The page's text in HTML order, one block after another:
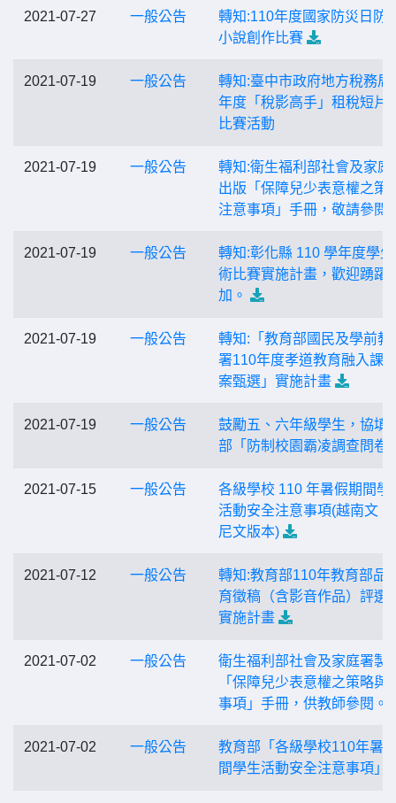
2021-07-27 一般公告
轉知:110年度國家防災日防
小說創作比賽
2021-07-19 一般公告
轉知:臺中市政府地方稅務局
年度「稅影高手」租稅短片
比賽活動
2021-07-19 一般公告
轉知:衛生福利部社會及家庭
出版「保障兒少表意權之策
注意事項」手冊，敬請參閱
2021-07-19 一般公告
轉知:彰化縣 110 學年度學
術比賽實施計畫，歡迎踴躍
加。
2021-07-19 一般公告
轉知:「教育部國民及學前教
署110年度孝道教育融入課
案甄選」實施計畫
2021-07-19 一般公告
鼓勵五、六年級學生，協填
部「防制校園霸凌調查問卷
2021-07-15 一般公告
各級學校 110 年暑假期間學
活動安全注意事項(越南文、
尼文版本)
2021-07-12 一般公告
轉知:教育部110年教育部品
育徵稿（含影音作品）評選
實施計畫
2021-07-02 一般公告
衛生福利部社會及家庭署製
「保障兒少表意權之策略與
事項」手冊，供教師參閱。
2021-07-02 一般公告
教育部「各級學校110年暑
間學生活動安全注意事項」